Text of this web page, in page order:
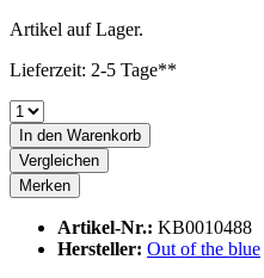
Artikel auf Lager.
Lieferzeit: 2-5 Tage**
In den Warenkorb
Vergleichen
Merken
Artikel-Nr.: KB0010488
Hersteller: Out of the blue